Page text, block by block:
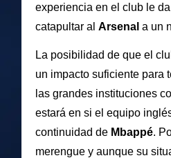
experiencia en el club le
catapultar al Arsenal a un
La posibilidad de que el
un impacto suficiente para
las grandes instituciones
estará en si el equipo
continuidad de Mbappé.
merengue y aunque su